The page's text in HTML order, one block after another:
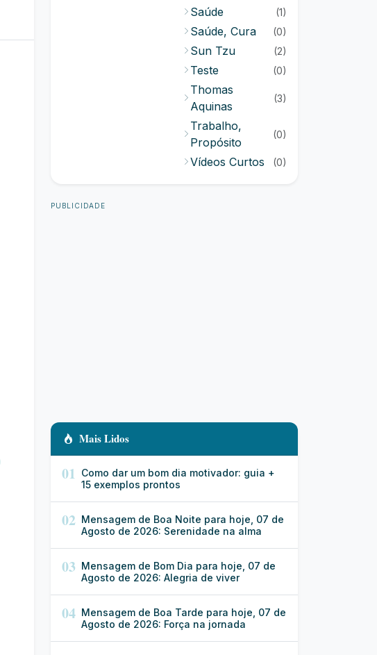
Saúde (1)
Saúde, Cura (0)
Sun Tzu (2)
Teste (0)
Thomas
Aquinas
(3)
Trabalho,
Propósito
(0)
Vídeos Curtos (0)
PUBLICIDADE
Mais Lidos
01 Como dar um bom dia motivador: guia +
15 exemplos prontos
02 Mensagem de Boa Noite para hoje, 07 de
Agosto de 2026: Serenidade na alma
03 Mensagem de Bom Dia para hoje, 07 de
Agosto de 2026: Alegria de viver
04 Mensagem de Boa Tarde para hoje, 07 de
Agosto de 2026: Força na jornada